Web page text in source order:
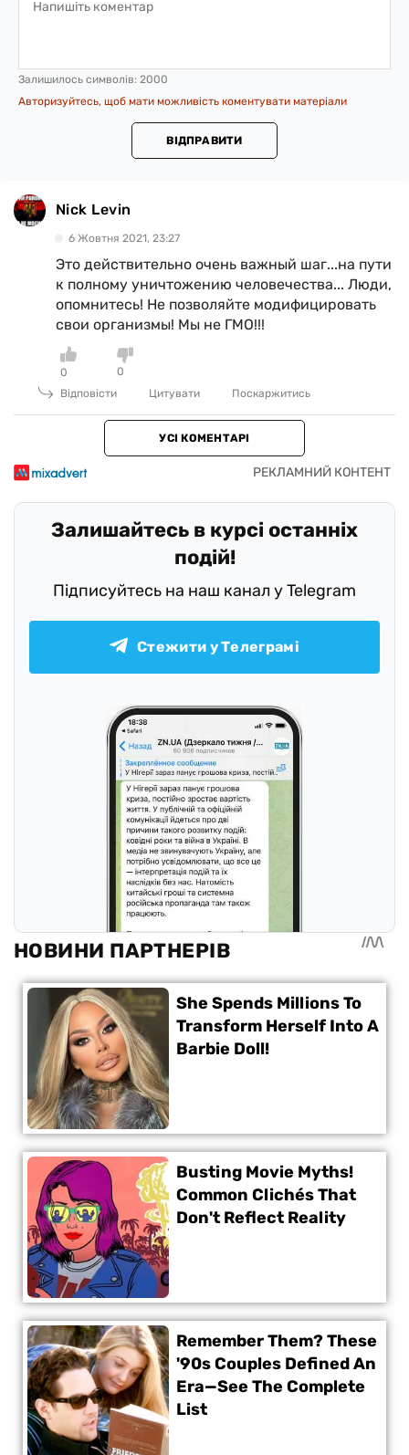
Залишилось символів: 2000
Авторизуйтесь, щоб мати можливість коментувати матеріали
ВІДПРАВИТИ
Nick Levin
6 Жовтня 2021, 23:27
Это действительно очень важный шаг...на пути
к полному уничтожению человечества... Люди,
опомнитесь! Не позволяйте модифицировать
свои организмы! Мы не ГМО!!!
0
0
Відповісти
Цитувати Поскаржитись
УСІ КОМЕНТАРІ
Залишайтесь в курсі останніх
подій!
Підписуйтесь на наш канал у Telegram
Стежити у Телеграмі